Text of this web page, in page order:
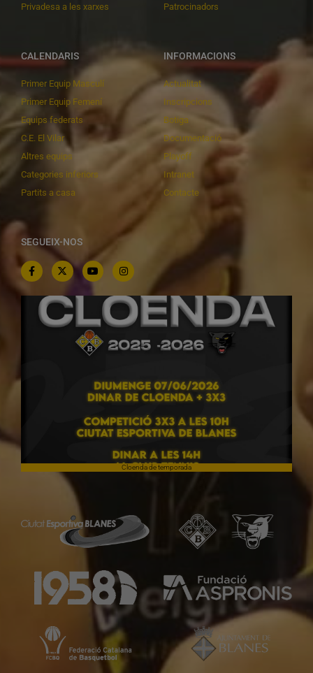
Privadesa a les xarxes
Patrocinadors
CALENDARIS
Primer Equip Masculí
Primer Equip Femení
Equips federats
C.E. El Vilar
Altres equips
Categories inferiors
Partits a casa
INFORMACIONS
Actualitat
Inscripcions
Botiga
Documentació
Playoff
Intranet
Contacte
SEGUEIX-NOS
Cloenda de temporada